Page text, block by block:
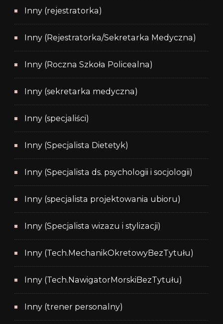
Inny (rejestratorka)
Inny (Rejestratorka/Sekretarka Medyczna)
Inny (Roczna Szkoła Policealna)
Inny (sekretarka medyczna)
Inny (specjaliści)
Inny (Specjalista Dietetyk)
Inny (Specjalista ds. psychologii i socjologii)
Inny (specjalista projektowania ubioru)
Inny (Specjalista wizazu i stylizacji)
Inny (Tech.MechanikOkretowyBezTytułu)
Inny (Tech.NawigatorMorskiBezTytułu)
Inny (trener personalny)